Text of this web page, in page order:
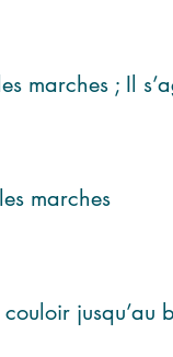
marches ; Il
marches
jusqu’au